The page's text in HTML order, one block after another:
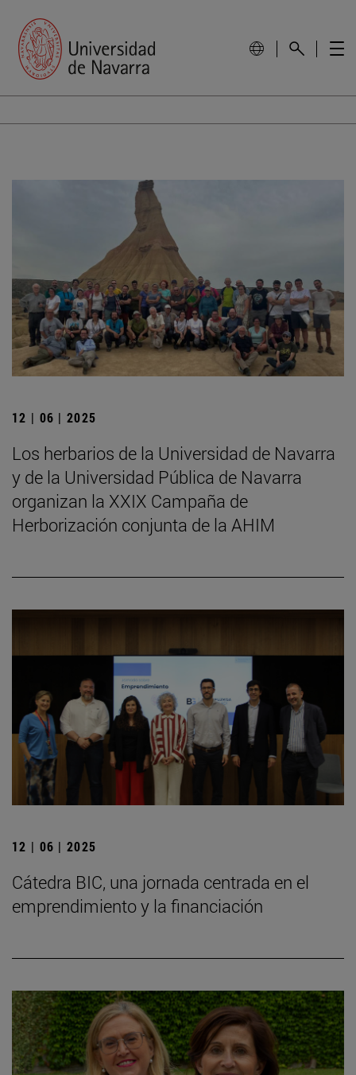
12 | 06 | 2025
Los herbarios de la Universidad de Navarra
y de la Universidad Pública de Navarra
organizan la XXIX Campaña de
Herborización conjunta de la AHIM
12 | 06 | 2025
Cátedra BIC, una jornada centrada en el
emprendimiento y la financiación